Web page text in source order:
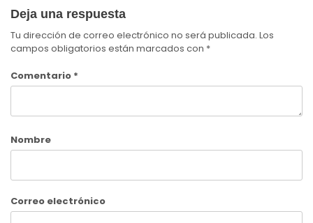
Deja una respuesta
Tu dirección de correo electrónico no será publicada. Los
campos obligatorios están marcados con *
Comentario *
Nombre
Correo electrónico